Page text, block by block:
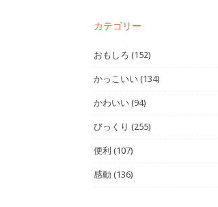
カテゴリー
おもしろ (152)
かっこいい (134)
かわいい (94)
びっくり (255)
便利 (107)
感動 (136)